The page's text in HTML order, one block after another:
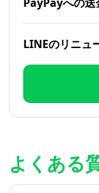
LINEのリニュ
よくある